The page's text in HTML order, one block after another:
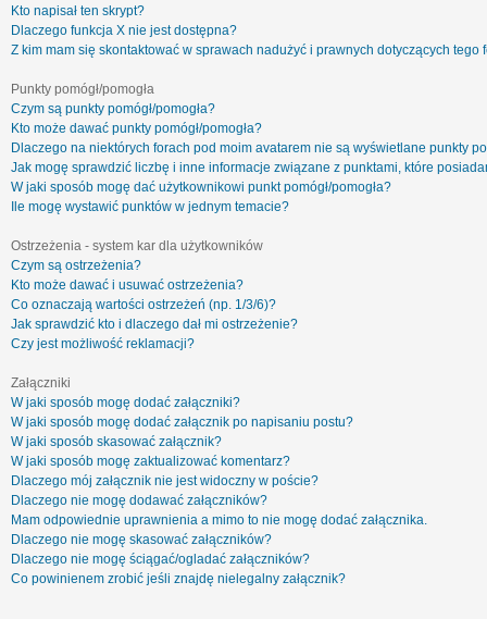
Kto napisał ten skrypt?
Dlaczego funkcja X nie jest dostępna?
Z kim mam się skontaktować w sprawach nadużyć i prawnych dotyczących tego
Punkty pomógł/pomogła
Czym są punkty pomógł/pomogła?
Kto może dawać punkty pomógł/pomogła?
Dlaczego na niektórych forach pod moim avatarem nie są wyświetlane punkty
Jak mogę sprawdzić liczbę i inne informacje związane z punktami, które
W jaki sposób mogę dać użytkownikowi punkt pomógł/pomogła?
Ile mogę wystawić punktów w jednym temacie?
Ostrzeżenia - system kar dla użytkowników
Czym są ostrzeżenia?
Kto może dawać i usuwać ostrzeżenia?
Co oznaczają wartości ostrzeżeń (np. 1/3/6)?
Jak sprawdzić kto i dlaczego dał mi ostrzeżenie?
Czy jest możliwość reklamacji?
Załączniki
W jaki sposób mogę dodać załączniki?
W jaki sposób mogę dodać załącznik po napisaniu postu?
W jaki sposób skasować załącznik?
W jaki sposób mogę zaktualizować komentarz?
Dlaczego mój załącznik nie jest widoczny w poście?
Dlaczego nie mogę dodawać załączników?
Mam odpowiednie uprawnienia a mimo to nie mogę dodać załącznika.
Dlaczego nie mogę skasować załączników?
Dlaczego nie mogę ściągać/ogladać załączników?
Co powinienem zrobić jeśli znajdę nielegalny załącznik?